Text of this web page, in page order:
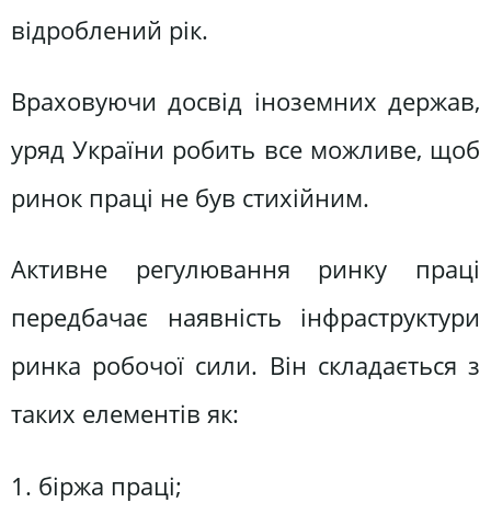
відроблений рік.
Враховуючи досвід іноземних держав,
уряд України робить все можливе, щоб
ринок праці не був стихійним.
Активне регулювання ринку праці
передбачає наявність інфраструктури
ринка робочої сили. Він складається з
таких елементів як:
1. біржа праці;